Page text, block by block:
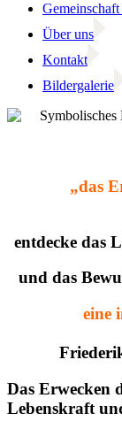
Über uns
Kontakt
Bildergalerie
Facebook
Instagram
„das
entdecke das
und das
eine
Das Erwecken
Lebenskraft